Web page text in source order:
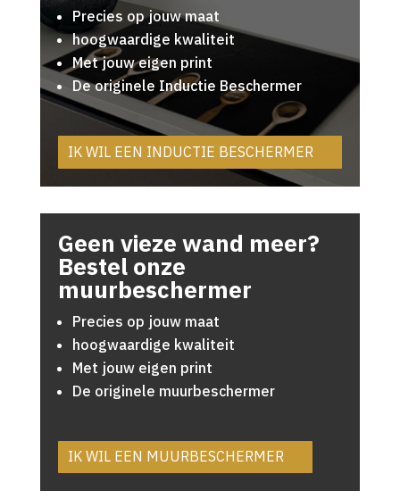
Precies op jouw maat
hoogwaardige kwaliteit
Met jouw eigen print
De originele Inductie Beschermer
IK WIL EEN INDUCTIE BESCHERMER
Geen vieze wand meer?
Bestel onze
muurbeschermer
Precies op jouw maat
hoogwaardige kwaliteit
Met jouw eigen print
De originele muurbeschermer
IK WIL EEN MUURBESCHERMER